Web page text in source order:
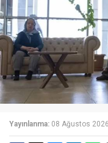
Yayınlanma: 08 Ağustos